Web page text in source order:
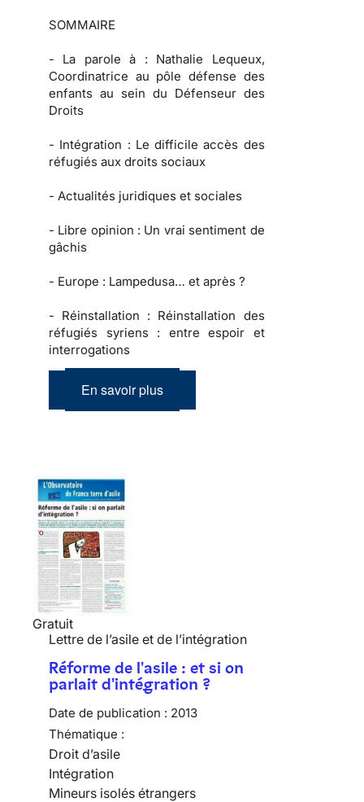
SOMMAIRE
- La parole à : Nathalie Lequeux,
Coordinatrice au pôle défense des
enfants au sein du Défenseur des
Droits
- Intégration : Le difficile accès des
réfugiés aux droits sociaux
- Actualités juridiques et sociales
- Libre opinion : Un vrai sentiment de
gâchis
- Europe : Lampedusa… et après ?
- Réinstallation : Réinstallation des
réfugiés syriens : entre espoir et
interrogations
En savoir plus
Gratuit
Lettre de l’asile et de l’intégration
Réforme de l'asile : et si on
parlait d'intégration ?
Date de publication : 2013
Thématique :
Droit d’asile
Intégration
Mineurs isolés étrangers